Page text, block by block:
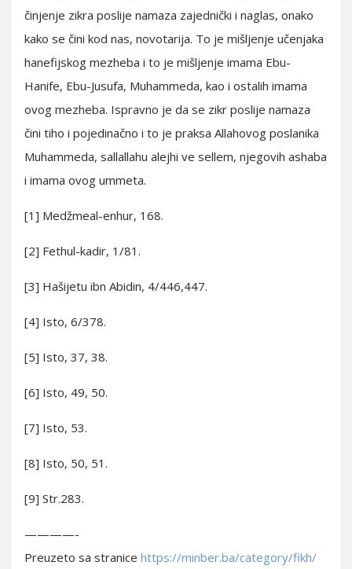
činjenje zikra poslije namaza zajednički i naglas, onako
kako se čini kod nas, novotarija. To je mišljenje učenjaka
hanefijskog mezheba i to je mišljenje imama Ebu-
Hanife, Ebu-Jusufa, Muhammeda, kao i ostalih imama
ovog mezheba. Ispravno je da se zikr poslije namaza
čini tiho i pojedinačno i to je praksa Allahovog poslanika
Muhammeda, sallallahu alejhi ve sellem, njegovih ashaba
i imama ovog ummeta.
[1] Medžmeal-enhur, 168.
[2] Fethul-kadir, 1/81.
[3] Hašijetu ibn Abidin, 4/446,447.
[4] Isto, 6/378.
[5] Isto, 37, 38.
[6] Isto, 49, 50.
[7] Isto, 53.
[8] Isto, 50, 51.
[9] Str.283.
————-
Preuzeto sa stranice https://minber.ba/category/fikh/